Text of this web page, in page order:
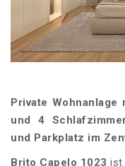
Private
und 4
und Parkplatz im
Brito Capelo 1023 ist